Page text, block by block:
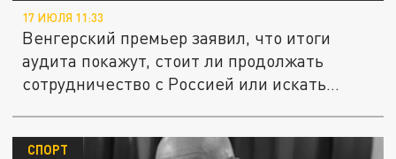
17 ИЮЛЯ 11:33
Венгерский премьер заявил, что итоги
аудита покажут, стоит ли продолжать
сотрудничество с Россией или искать...
СПОРТ